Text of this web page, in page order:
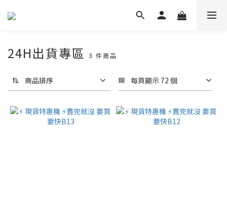
24H出貨專區 3 件商品
商品排序 每頁顯示 72 個